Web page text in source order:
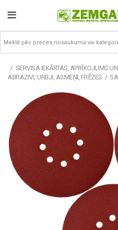
SERVISA IEKĀRTAS, APRĪKOJUMS
ABRAZIVI, URBJI, ASMEŅI, FRĒZES